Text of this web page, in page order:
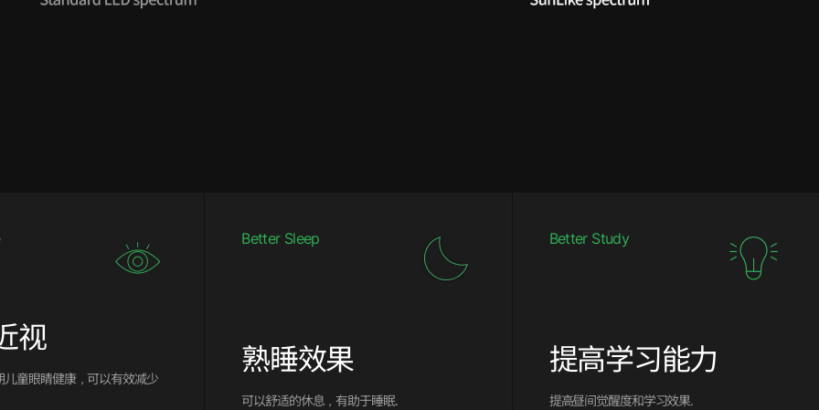
视
儿童眼睛健康，可以有效减少
Better Sleep
熟睡效果
可以舒适的休息，有助于睡眠.
Better Study
提高学习能力
提高昼间觉醒度和学习效果.